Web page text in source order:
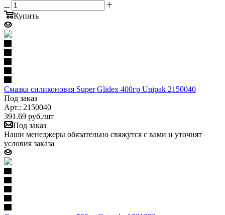
Купить
Смазка силиконовая Super Glidex 400гр Unipak 2150040
Под заказ
Арт.: 2150040
391.69 руб./шт
Под заказ
Наши менеджеры обязательно свяжутся с вами и уточнят
условия заказа